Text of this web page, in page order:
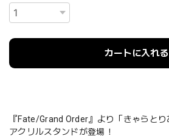
カートに入れる
『Fate/Grand Order』より「きゃらと
アクリルスタンドが登場！